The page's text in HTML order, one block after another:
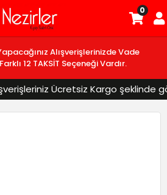
Alışverişlerinizde Vade
12 TAKSİT Seçeneği Vardır.
Ücretsiz Kargo şeklinde
0